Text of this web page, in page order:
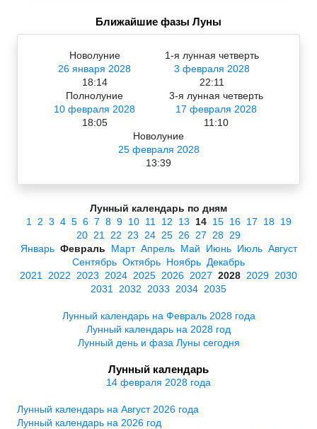
Ближайшие фазы Луны
Новолуние
26 января 2028
18:14
1-я лунная четверть
3 февраля 2028
22:11
Полнолуние
10 февраля 2028
18:05
3-я лунная четверть
17 февраля 2028
11:10
Новолуние
25 февраля 2028
13:39
Лунный календарь по дням
1
2 3 4 5 6 7 8 9 10 11 12 13 14 15 16 17 18 19
20 21 22 23 24 25 26 27 28 29
Январь Февраль Март Апрель Май Июнь Июль Август
Сентябрь Октябрь Ноябрь Декабрь
2021
2022 2023 2024 2025 2026 2027 2028 2029 2030
2031
2032 2033 2034 2035
Лунный календарь на Февраль 2028 года
Лунный календарь на 2028 год
Лунный день и фаза Луны сегодня
Лунный календарь
14 февраля 2028 года
Лунный календарь на Август 2026 года
Лунный календарь на 2026 год